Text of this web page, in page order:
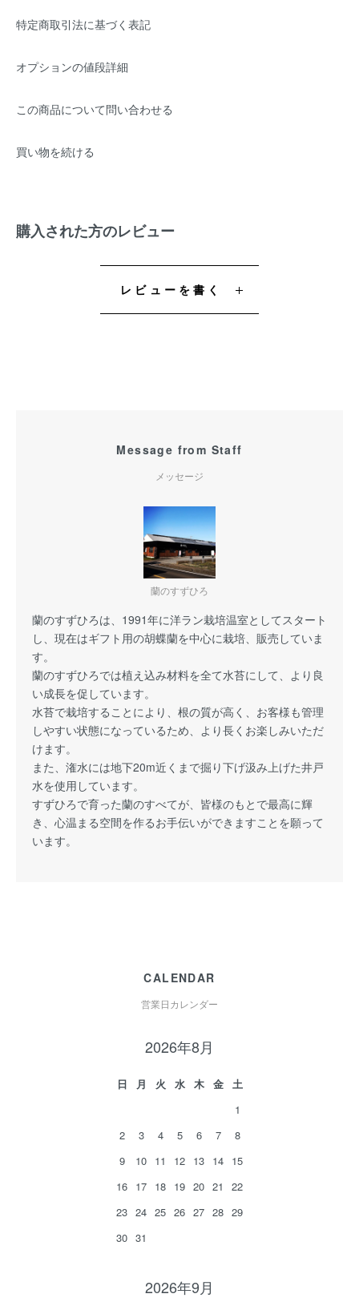
特定商取引法に基づく表記
オプションの値段詳細
この商品について問い合わせる
買い物を続ける
購入された方のレビュー
レビューを書く
Message from Staff
メッセージ
蘭のすずひろ
蘭のすずひろは、1991年に洋ラン栽培温室としてスタート
し、現在はギフト用の胡蝶蘭を中心に栽培、販売していま
す。
蘭のすずひろでは植え込み材料を全て水苔にして、より良
い成長を促しています。
水苔で栽培することにより、根の質が高く、お客様も管理
しやすい状態になっているため、より長くお楽しみいただ
けます。
また、潅水には地下20m近くまで掘り下げ汲み上げた井戸
水を使用しています。
すずひろで育った蘭のすべてが、皆様のもとで最高に輝
き、心温まる空間を作るお手伝いができますことを願って
います。
CALENDAR
営業日カレンダー
2026年8月
日 月 火 水 木 金
土
1
2
3 4 5 6 7
8
9
10 11 12 13 14 15
16 17 18 19 20 21
22
23 24 25 26 27 28 29
30 31
2026年9月